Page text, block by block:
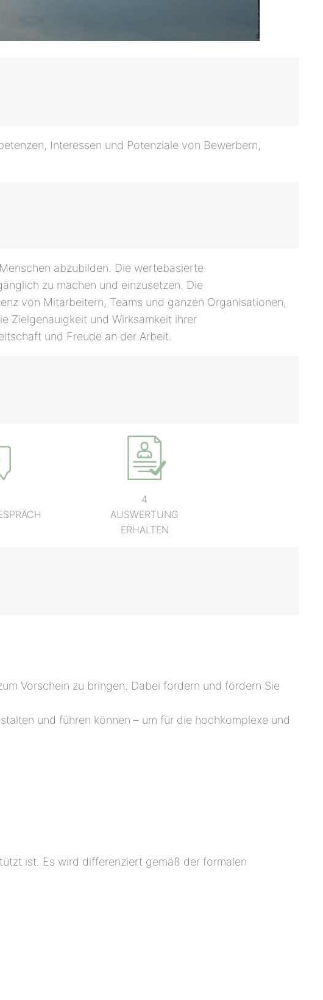
Interessen und Potenziale von Bewerbern,
abzubilden. Die wertebasierte
zu machen und einzusetzen. Die
von Mitarbeitern, Teams und ganzen Organisationen,
Zielgenauigkeit und Wirksamkeit ihrer
und Freude an der Arbeit.
4
AUSWERTUNG
ERHALTEN
Vorschein zu bringen. Dabei fordern und fördern Sie
und führen können – um für die hochkomplexe und
ist. Es wird differenziert gemäß der formalen